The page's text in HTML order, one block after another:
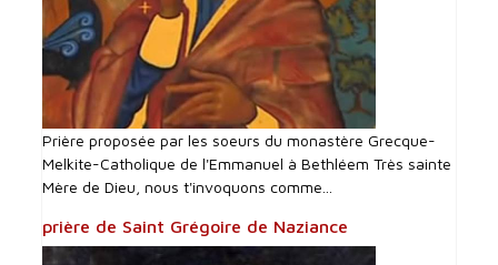
Prière proposée par les soeurs du monastère Grecque-
Melkite-Catholique de l'Emmanuel à Bethléem Très sainte
Mère de Dieu, nous t'invoquons comme...
prière de Saint Grégoire de Naziance